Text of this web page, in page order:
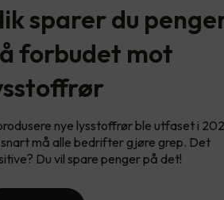
sparer du
forbudet mot
nye lysstoffrør ble utfaset i
må alle bedrifter gjøre grep. Det
Du vil spare penger på det!